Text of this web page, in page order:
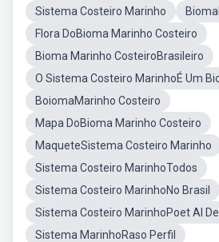
Sistema Costeiro Marinho
Flora DoBioma Marinho Costeiro
Bioma Marinho CosteiroBrasileiro
O Sistema Costeiro MarinhoÉ Um
BoiomaMarinho Costeiro
Mapa DoBioma Marinho Costeiro
MaqueteSistema Costeiro Marinho
Sistema Costeiro MarinhoTodos
Sistema Costeiro MarinhoNo Brasil
Sistema Costeiro MarinhoPoet Al
Sistema MarinhoRaso Perfil